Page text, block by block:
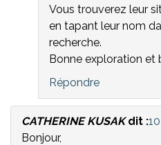
Vous trouverez leur
en tapant leur nom
recherche.
Bonne exploration et
Répondre
CATHERINE KUSAK dit :
Bonjour,